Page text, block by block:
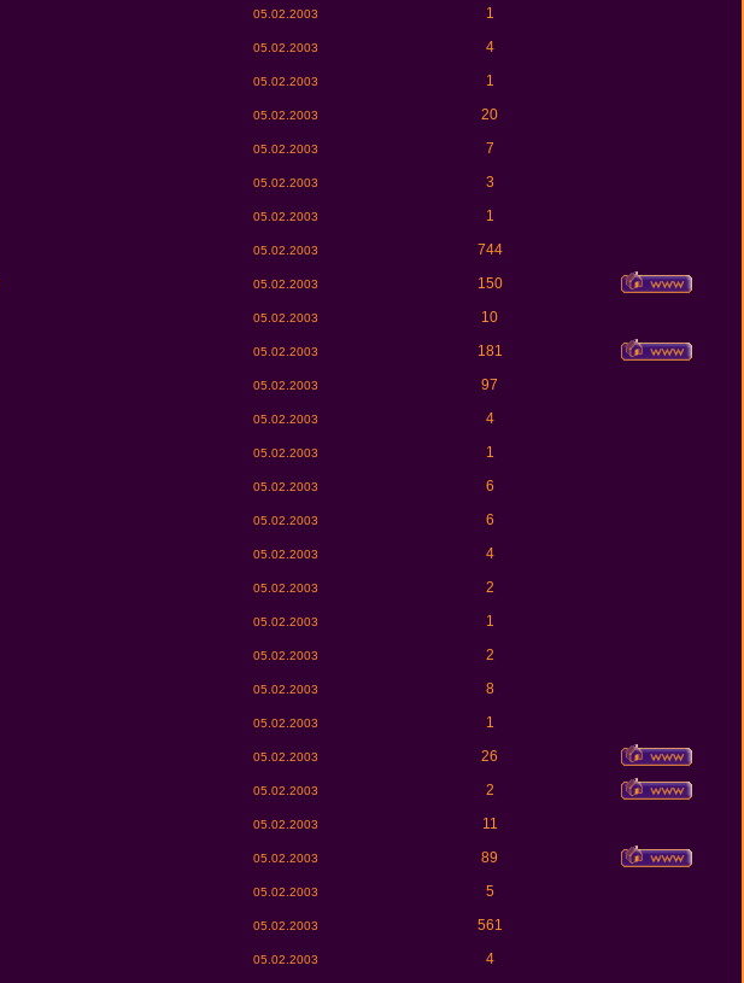
05.02.2003
1
05.02.2003
4
05.02.2003
1
05.02.2003
20
05.02.2003
7
05.02.2003
3
05.02.2003
1
05.02.2003
744
05.02.2003
150
05.02.2003
10
05.02.2003
181
05.02.2003
97
05.02.2003
4
05.02.2003
1
05.02.2003
6
05.02.2003
6
05.02.2003
4
05.02.2003
2
05.02.2003
1
05.02.2003
2
05.02.2003
8
05.02.2003
1
05.02.2003
26
05.02.2003
2
05.02.2003
11
05.02.2003
89
05.02.2003
5
05.02.2003
561
05.02.2003
4